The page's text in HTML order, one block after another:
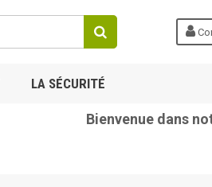
LA SÉCURITÉ
Bienvenue dans